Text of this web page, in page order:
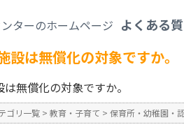
よくある
設は無償化の対象ですか。
無償化の対象ですか。
ゴリ一覧 > 教育・子育て > 保育所・幼稚園・